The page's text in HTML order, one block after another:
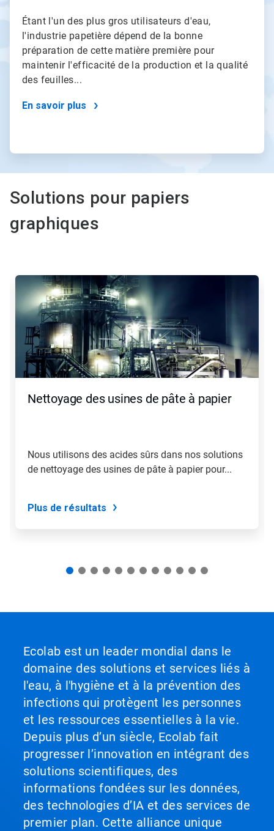
Étant l'un des plus gros utilisateurs d'eau,
l'industrie papetière dépend de la bonne
préparation de cette matière première pour
maintenir l'efficacité de la production et la qualité
des feuilles...
En savoir plus
Solutions pour papiers
graphiques
Ceci
carrousel.
Utilisez
boutons
Page
suivante
naviguer,
Nettoyage des usines de pâte à papier
Nous utilisons des acides sûrs dans nos solutions
de nettoyage des usines de pâte à papier pour...
Plus de résultats
Ecolab est un leader mondial dans le
domaine des solutions et services liés à
l'eau, à l'hygiène et à la prévention des
infections qui protègent les personnes
et les ressources essentielles à la vie.
Depuis plus d’un siècle, Ecolab fait
progresser l’innovation en intégrant des
solutions scientifiques, des
informations fondées sur les données,
des technologies d’IA et des services de
premier plan. Cette alliance unique